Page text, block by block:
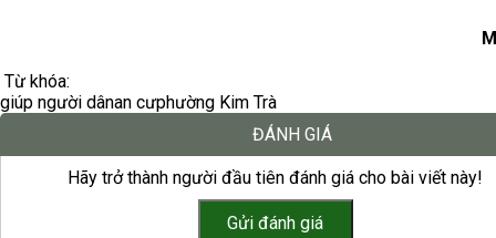
Từ khóa:
giúp người dânan cưphường Kim Trà
ĐÁNH GIÁ
Hãy trở thành người đầu tiên đánh giá cho bài viết này!